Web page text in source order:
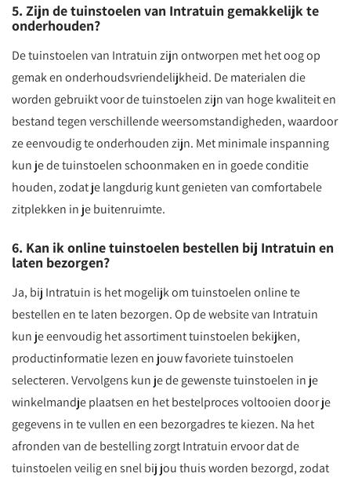
5. Zijn de tuinstoelen van Intratuin gemakkelijk te
onderhouden?
De tuinstoelen van Intratuin zijn ontworpen met het oog op
gemak en onderhoudsvriendelijkheid. De materialen die
worden gebruikt voor de tuinstoelen zijn van hoge kwaliteit en
bestand tegen verschillende weersomstandigheden, waardoor
ze eenvoudig te onderhouden zijn. Met minimale inspanning
kun je de tuinstoelen schoonmaken en in goede conditie
houden, zodat je langdurig kunt genieten van comfortabele
zitplekken in je buitenruimte.
6. Kan ik online tuinstoelen bestellen bij Intratuin en
laten bezorgen?
Ja, bij Intratuin is het mogelijk om tuinstoelen online te
bestellen en te laten bezorgen. Op de website van Intratuin
kun je eenvoudig het assortiment tuinstoelen bekijken,
productinformatie lezen en jouw favoriete tuinstoelen
selecteren. Vervolgens kun je de gewenste tuinstoelen in je
winkelmandje plaatsen en het bestelproces voltooien door je
gegevens in te vullen en een bezorgadres te kiezen. Na het
afronden van de bestelling zorgt Intratuin ervoor dat de
tuinstoelen veilig en snel bij jou thuis worden bezorgd, zodat